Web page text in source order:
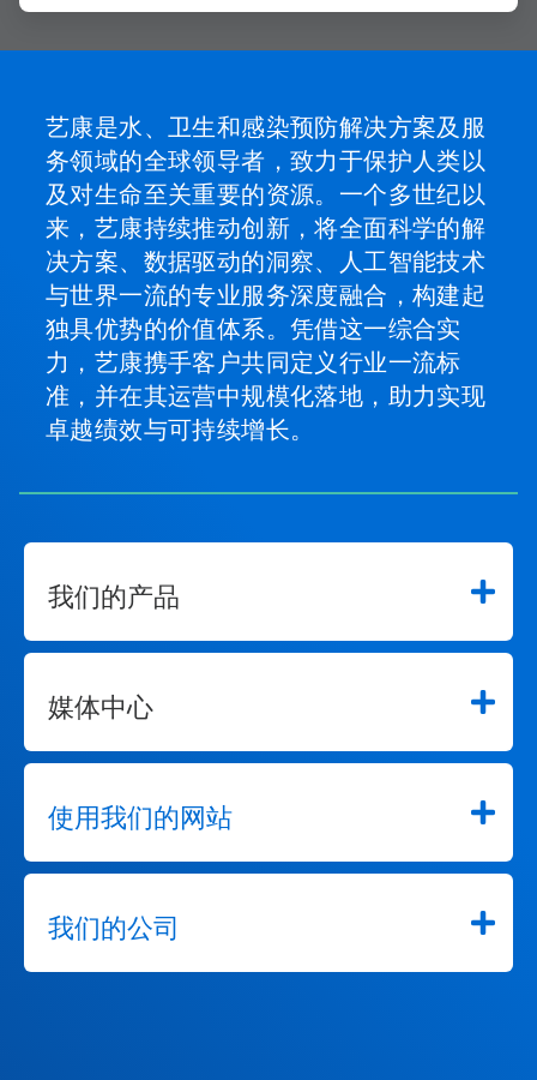
艺康是水、卫生和感染预防解决方案及服
务领域的全球领导者，致力于保护人类以
及对生命至关重要的资源。一个多世纪以
来，艺康持续推动创新，将全面科学的解
决方案、数据驱动的洞察、人工智能技术
与世界一流的专业服务深度融合，构建起
独具优势的价值体系。凭借这一综合实
力，艺康携手客户共同定义行业一流标
准，并在其运营中规模化落地，助力实现
卓越绩效与可持续增长。
我们的产品
媒体中心
使用我们的网站
我们的公司